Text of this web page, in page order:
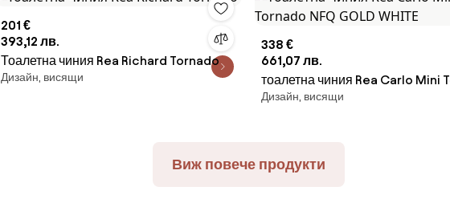
201 €
393,12 лв.
Тоалетна чиния Rea Richard Tornado
Дизайн, висящи
338 €
661,07 лв.
тоалетна чиния Rea Carlo Mini
NFQ GOLD WHITE
Дизайн, висящи
Виж повече продукти